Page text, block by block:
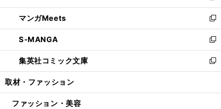
開
く
ウ
で
開
く
ン
ド
ウ
で
開
く
ウ
ィ
ン
ド
ウ
で
開
し
い
ウ
ィ
ン
ド
ウ
開
マンガMeets
新
し
い
ウ
ィ
ン
ウ
S-MANGA
新
し
い
ウ
ン
集英社コミック文庫
新
し
ウ
取材・ファッション
ファッション・美容